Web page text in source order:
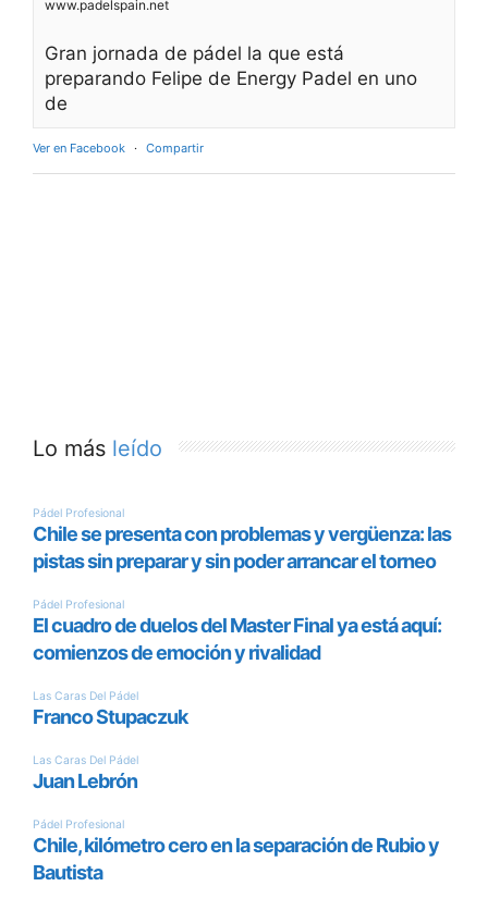
www.padelspain.net
Gran jornada de pádel la que está
preparando Felipe de Energy Padel en uno
de
Ver en Facebook · Compartir
Lo más leído